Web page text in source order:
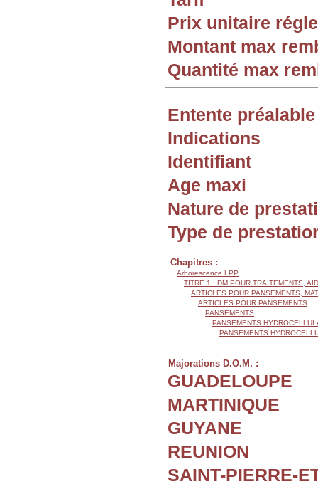
Prix unitaire
Montant max
Quantité max
Entente préalable
Indications
Identifiant
Age maxi
Nature de
Type de
Chapitres :
Arborescence LPP
TITRE 1 : DM POUR TRAITEMENTS,
ARTICLES POUR PANSEMENTS,
ARTICLES POUR PANSEMENTS
PANSEMENTS
PANSEMENTS
PANSEMENTS
Majorations D.O.M. :
GUADELOUPE
MARTINIQUE
GUYANE
REUNION
SAINT-PIERRE-